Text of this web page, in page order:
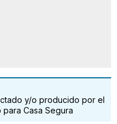
y/o producido por el
Casa Segura